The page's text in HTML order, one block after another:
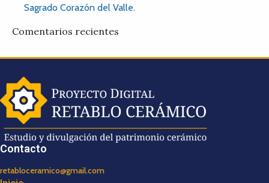
Sagrado Corazón del Valle.
Comentarios recientes
Contacto
retabloceramico@gmail.com